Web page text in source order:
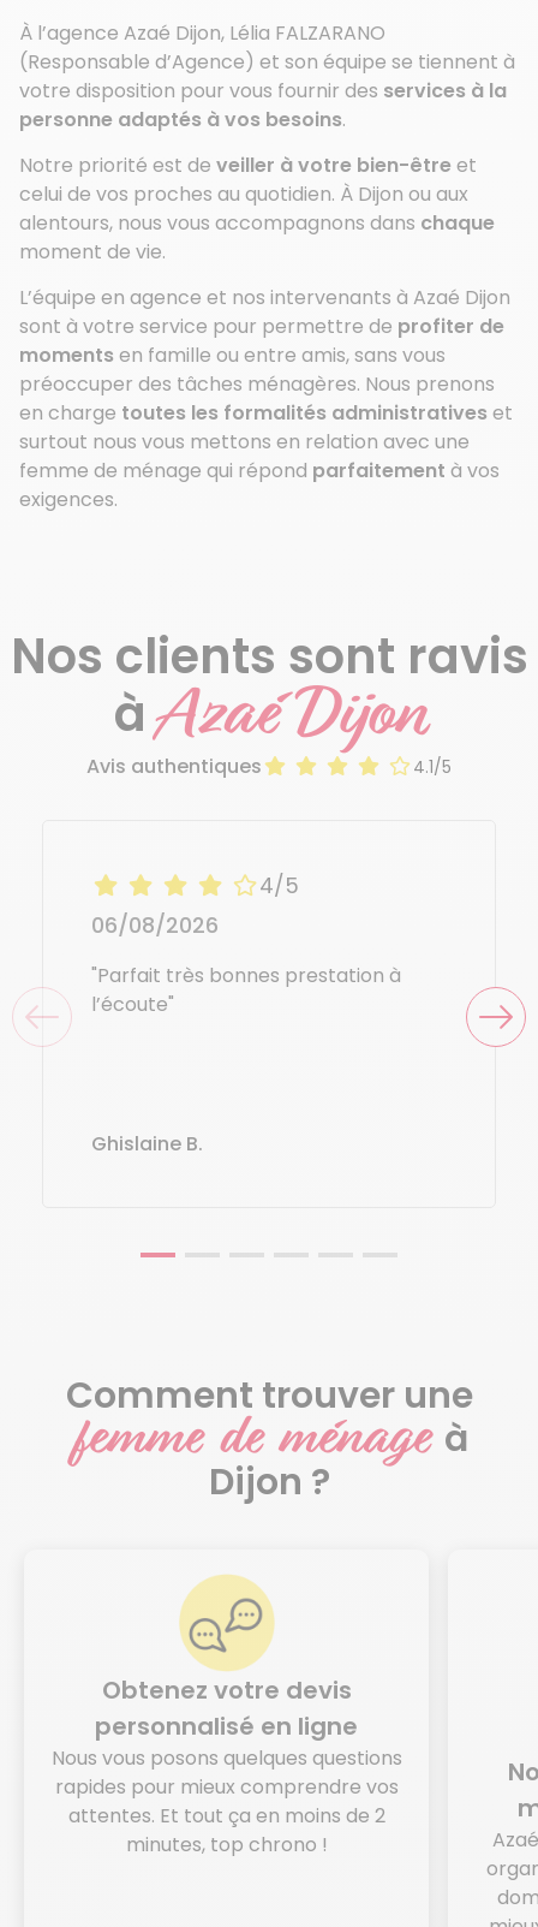
À l’agence Azaé Dijon, Lélia FALZARANO
(Responsable d’Agence) et son équipe se tiennent à
votre disposition pour vous fournir des services à la
personne adaptés à vos besoins.
Notre priorité est de veiller à votre bien-être et
celui de vos proches au quotidien. À Dijon ou aux
alentours, nous vous accompagnons dans chaque
moment de vie.
L’équipe en agence et nos intervenants à Azaé Dijon
sont à votre service pour permettre de profiter de
moments en famille ou entre amis, sans vous
préoccuper des tâches ménagères. Nous prenons
en charge toutes les formalités administratives et
surtout nous vous mettons en relation avec une
femme de ménage qui répond parfaitement à vos
exigences.
Nos clients sont ravis
àAzaé Dijon
Avis authentiques 4.1/5
4/5
06/08/2026
"Parfait très bonnes prestation à
l’écoute"
Ghislaine B.
Comment trouver une
femme de ménage à
Dijon ?
Obtenez votre devis
personnalisé en ligne
Nous vous posons quelques questions
rapides pour mieux comprendre vos
attentes. Et tout ça en moins de 2
minutes, top chrono !